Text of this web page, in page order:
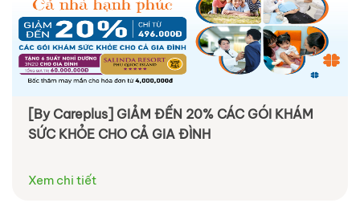
[By Careplus] GIẢM ĐẾN 20% CÁC GÓI KHÁM
SỨC KHỎE CHO CẢ GIA ĐÌNH
Xem chi tiết